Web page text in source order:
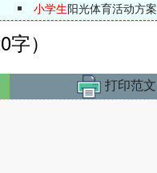
小学生阳光体育活动方案
）
打印范文